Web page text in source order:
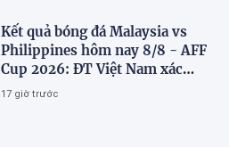
Kết quả bóng đá Malaysia vs
Philippines hôm nay 8/8 - AFF
Cup 2026: ĐT Việt Nam xác
định đối thủ
17 giờ trước